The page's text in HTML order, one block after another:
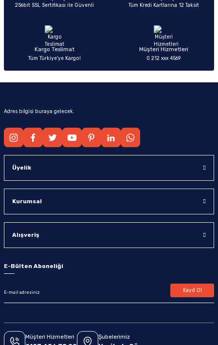
Ürün fiyatı diğer sitelerden daha pahalı.
256bit SSL Sertifikası ile Güvenli Tüm Kredi Kartlarına 12 Taksit
Kargo Teslimat
Tüm Türkiye’ye Kargo!
Müşteri Hizmetleri
0 212 xxx 4569
Adres bilgisi buraya gelecek.
Üyelik
Kurumsal
Alışveriş
E-Bülten Aboneliği
Kayıt Ol
Müşteri Hizmetleri Şubelerimiz